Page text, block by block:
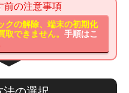
前の注意事項
クの解除、端末の初期化
取できません。手順はこ